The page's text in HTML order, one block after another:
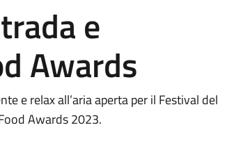
e
Awards
e relax all’aria aperta per il Festival del
Awards 2023.